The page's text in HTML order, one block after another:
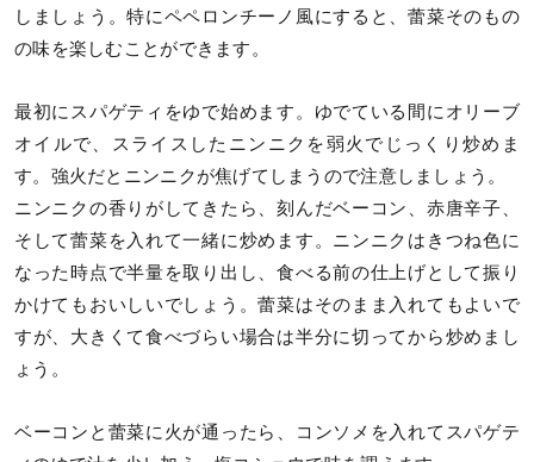
しましょう。特にペペロンチーノ風にすると、蕾菜そのもの
の味を楽しむことができます。
最初にスパゲティをゆで始めます。ゆでている間にオリーブ
オイルで、スライスしたニンニクを弱火でじっくり炒めま
す。強火だとニンニクが焦げてしまうので注意しましょう。
ニンニクの香りがしてきたら、刻んだベーコン、赤唐辛子、
そして蕾菜を入れて一緒に炒めます。ニンニクはきつね色に
なった時点で半量を取り出し、食べる前の仕上げとして振り
かけてもおいしいでしょう。蕾菜はそのまま入れてもよいで
すが、大きくて食べづらい場合は半分に切ってから炒めまし
ょう。
ベーコンと蕾菜に火が通ったら、コンソメを入れてスパゲテ